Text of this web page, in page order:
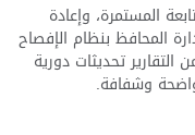
المستمرة، وإعادة
المحافظ بنظام الإفصاح
تحديثات دورية
وشفافة.